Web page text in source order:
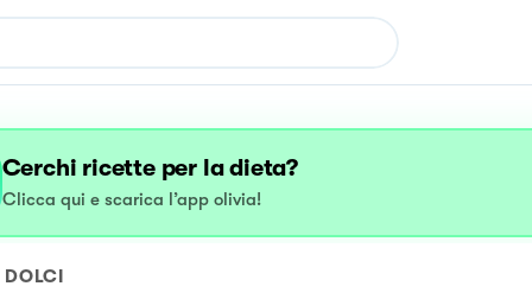
Cerchi ricette per la dieta?
Clicca qui e scarica l’app olivia!
DOLCI